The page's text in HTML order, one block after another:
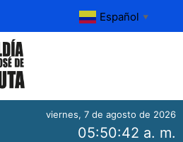
herramientas
Español ▼
viernes, 7 de agosto de 2026
05:50:43 a. m.